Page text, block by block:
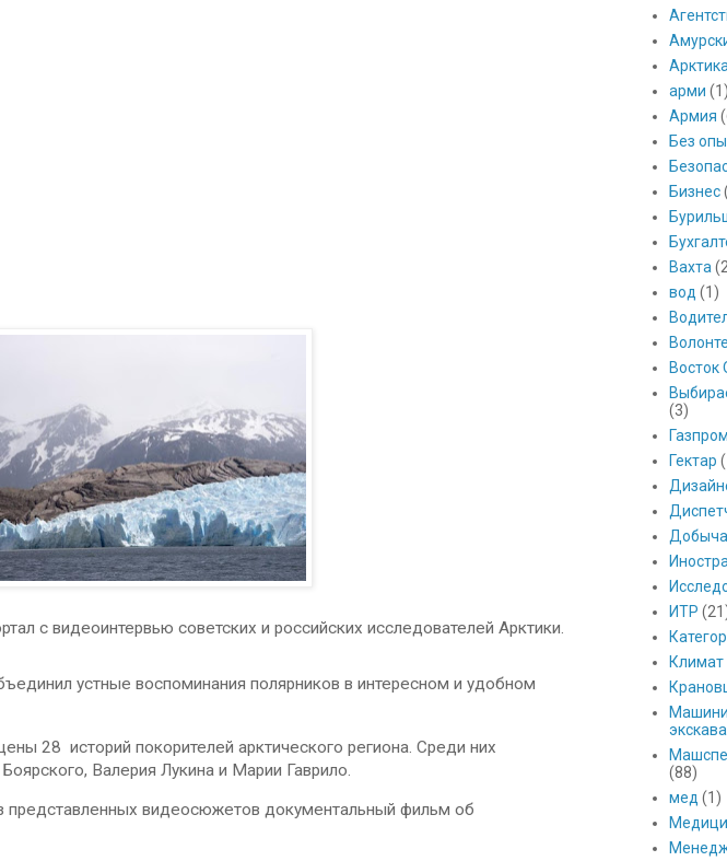
с видеоинтервью советских и российских исследователей Арктики.
устные воспоминания полярников в интересном и удобном
28 историй покорителей арктического региона. Среди них
Валерия Лукина и Марии Гаврило.
представленных видеосюжетов документальный фильм об
арми
Армия
Без
Бизнес
Вахта
вод (1)
Восток
(3)
Гектар
Добыча
ИТР
Климат
(88)
мед (1)